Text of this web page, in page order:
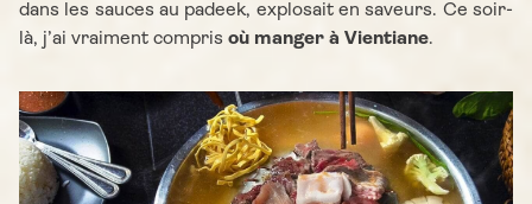
dans les sauces au padeek, explosait en saveurs. Ce soir-
là, j’ai vraiment compris où manger à Vientiane.